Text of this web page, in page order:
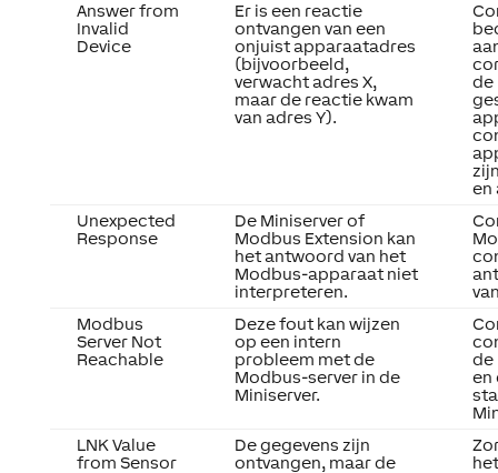
Answer from
Invalid
Device
Er is een reactie
ontvangen van een
onjuist apparaatadres
(bijvoorbeeld,
verwacht adres X,
maar de reactie kwam
van adres Y).
de
en
Unexpected
Response
De Miniserver of
Modbus Extension kan
het antwoord van het
Modbus-apparaat niet
interpreteren.
Modbus
Server Not
Reachable
Deze fout kan wijzen
op een intern
probleem met de
Modbus-server in de
Miniserver.
de
en
LNK Value
from Sensor
De gegevens zijn
ontvangen, maar de